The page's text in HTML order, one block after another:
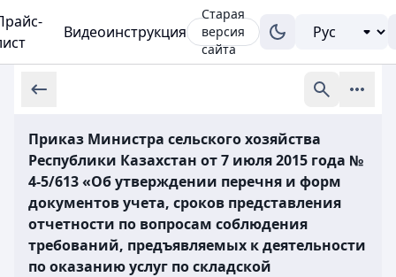
Видеоинструкция
Старая
версия
сайта
Приказ Министра сельского хозяйства
Республики Казахстан от 7 июля 2015 года №
4-5/613 «Об утверждении перечня и форм
документов учета, сроков представления
отчетности по вопросам соблюдения
требований, предъявляемых к деятельности
по оказанию услуг по складской